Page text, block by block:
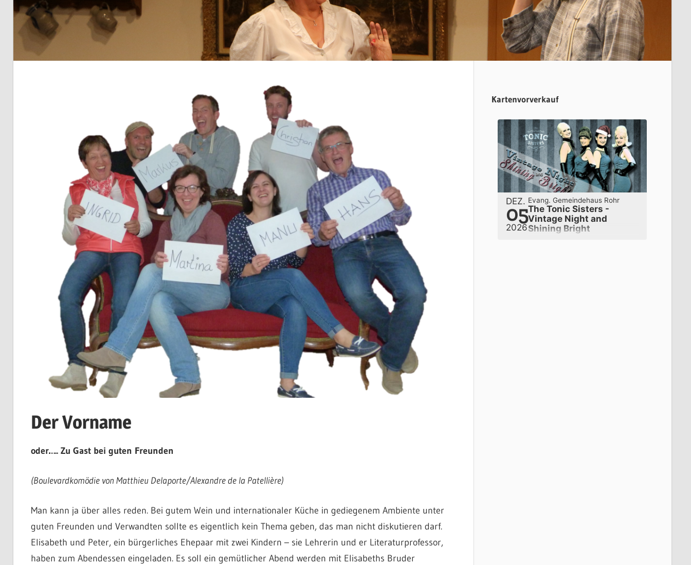
Der Vorname
oder….. Zu Gast bei guten Freunden
(Boulevardkomödie von Matthieu Delaporte/Alexandre de la Patellière)
Man kann ja über alles reden. Bei gutem Wein und internationaler Küche in gediegenem Ambiente unter
guten Freunden und Verwandten sollte es eigentlich kein Thema geben, das man nicht diskutieren darf.
Elisabeth und Peter, ein bürgerliches Ehepaar mit zwei Kindern – sie Lehrerin und er Literaturprofessor,
haben zum Abendessen eingeladen. Es soll ein gemütlicher Abend werden mit Elisabeths Bruder
Kartenvorverkauf
DEZ.
05
2026
Evang. Gemeindehaus Rohr
The Tonic Sisters -
Vintage Night and
Shining Bright